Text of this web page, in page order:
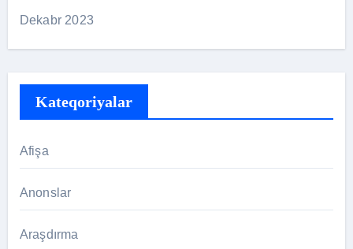
Dekabr 2023
Kateqoriyalar
Afişa
Anonslar
Araşdırma